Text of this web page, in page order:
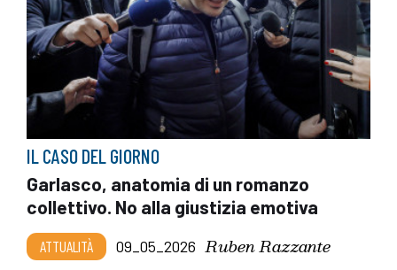
IL CASO DEL GIORNO
Garlasco, anatomia di un romanzo
collettivo. No alla giustizia emotiva
ATTUALITÀ 09_05_2026 Ruben Razzante